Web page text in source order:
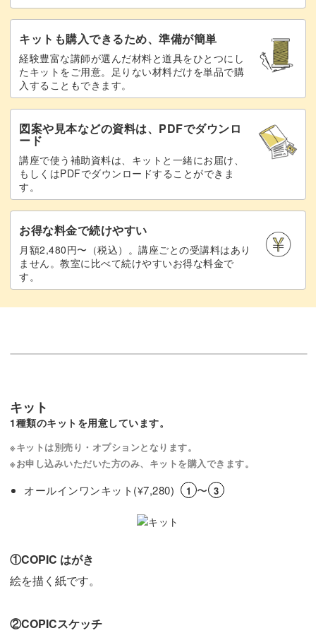
キットも購入できるため、準備が簡単
経験豊富な講師が選んだ材料と道具をひとつにし
たキットをご用意。足りない材料だけを単品で購
入することもできます。
図案や見本などの資料は、PDFでダウンロ
ード
講座で使う補助資料は、キットと一緒にお届け、
もしくはPDFでダウンロードすることができま
す。
お得な料金で続けやすい
月額2,480円〜（税込）。講座ごとの受講料はあり
ません。教室に比べて続けやすいお得な料金で
す。
キット
1種類のキットを用意しています。
※キットは別売り・オプションとなります。
※お申し込みいただいた方のみ、キットを購入できます。
オールインワンキット(¥7,280) 1 〜 3
①COPIC はがき
絵を描く紙です。
②COPICスケッチ